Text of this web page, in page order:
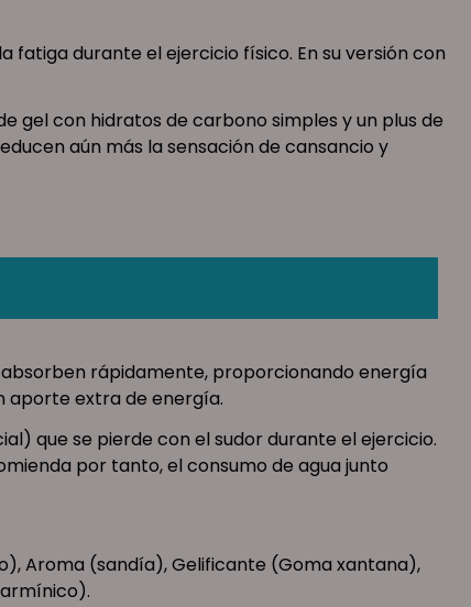
durante el ejercicio físico. En su versión con
gel con hidratos de carbono simples y un plus de
aún más la sensación de cansancio y
absorben rápidamente, proporcionando energía
aporte extra de energía.
que se pierde con el sudor durante el ejercicio.
por tanto, el consumo de agua junto
Aroma (sandía), Gelificante (Goma xantana),